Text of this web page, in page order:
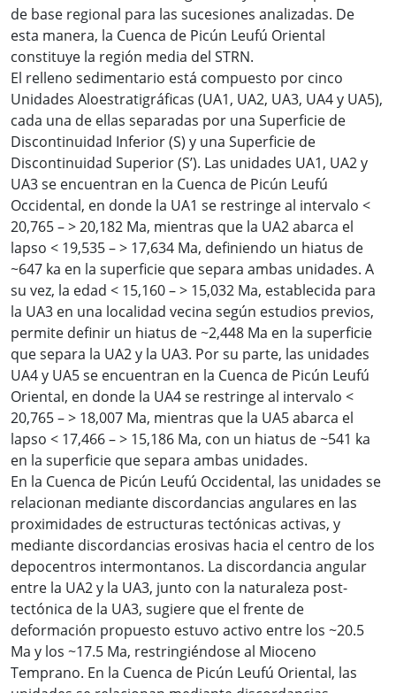
de base regional para las sucesiones analizadas. De
esta manera, la Cuenca de Picún Leufú Oriental
constituye la región media del STRN.
El relleno sedimentario está compuesto por cinco
Unidades Aloestratigráficas (UA1, UA2, UA3, UA4 y UA5),
cada una de ellas separadas por una Superficie de
Discontinuidad Inferior (S) y una Superficie de
Discontinuidad Superior (S’). Las unidades UA1, UA2 y
UA3 se encuentran en la Cuenca de Picún Leufú
Occidental, en donde la UA1 se restringe al intervalo <
20,765 – > 20,182 Ma, mientras que la UA2 abarca el
lapso < 19,535 – > 17,634 Ma, definiendo un hiatus de
~647 ka en la superficie que separa ambas unidades. A
su vez, la edad < 15,160 – > 15,032 Ma, establecida para
la UA3 en una localidad vecina según estudios previos,
permite definir un hiatus de ~2,448 Ma en la superficie
que separa la UA2 y la UA3. Por su parte, las unidades
UA4 y UA5 se encuentran en la Cuenca de Picún Leufú
Oriental, en donde la UA4 se restringe al intervalo <
20,765 – > 18,007 Ma, mientras que la UA5 abarca el
lapso < 17,466 – > 15,186 Ma, con un hiatus de ~541 ka
en la superficie que separa ambas unidades.
En la Cuenca de Picún Leufú Occidental, las unidades se
relacionan mediante discordancias angulares en las
proximidades de estructuras tectónicas activas, y
mediante discordancias erosivas hacia el centro de los
depocentros intermontanos. La discordancia angular
entre la UA2 y la UA3, junto con la naturaleza post-
tectónica de la UA3, sugiere que el frente de
deformación propuesto estuvo activo entre los ~20.5
Ma y los ~17.5 Ma, restringiéndose al Mioceno
Temprano. En la Cuenca de Picún Leufú Oriental, las